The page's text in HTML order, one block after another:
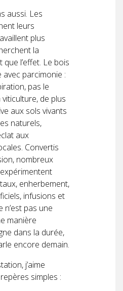
aussi. Les
leurs
plus
la
l’effet. Le bois
avec parcimonie :
pas le
viticulture, de plus
aux sols vivants
naturels,
aux
Convertis
nombreux
enherbement,
infusions et
n’est pas une
manière
dans la durée,
encore demain.
j’aime
simples :